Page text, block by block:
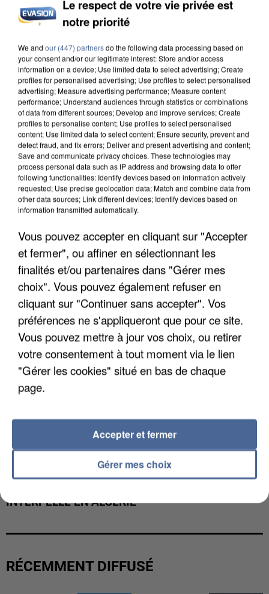
APRÈS TOUTES CES CANICULES, LES REFUGES
L’UN DES FONDATEURS SUPPOSÉS DE LA DZ
MAFIA INTERPELLÉ EN ALGÉRIE
INTERPELLÉ EN ALGÉRIE
RÉCEMMENT DIFFUSÉ
Le respect de votre vie privée est
notre priorité
We and our (447) partnersdo the following data processing based on
your consent and/or our legitimate interest: Store and/or access
information on a device; Use limited data to select advertising; Create
profiles for personalised advertising; Use profiles to select personalised
advertising; Measure advertising performance; Measure content
performance; Understand audiences through statistics or combinations
of data from different sources; Develop and improve services; Create
profiles to personalise content; Use profiles to select personalised
content; Use limited data to select content; Ensure security, prevent and
detect fraud, and fix errors; Deliver and present advertising and content;
Save and communicate privacy choices. These technologies may
process personal data such as IP address and browsing data to offer
following functionalities: Identify devices based on information actively
requested; Use precise geolocation data; Match and combine data from
other data sources; Link different devices; Identify devices based on
information transmitted automatically.
Vous pouvez accepter en cliquant sur "Accepter
et fermer", ou affiner en sélectionnant les
finalités et/ou partenaires dans "Gérer mes
choix". Vous pouvez également refuser en
cliquant sur "Continuer sans accepter". Vos
préférences ne s'appliqueront que pour ce site.
Vous pouvez mettre à jour vos choix, ou retirer
votre consentement à tout moment via le lien
"Gérer les cookies" situé en bas de chaque
page.
Gérer mes choix
Accepter et fermer